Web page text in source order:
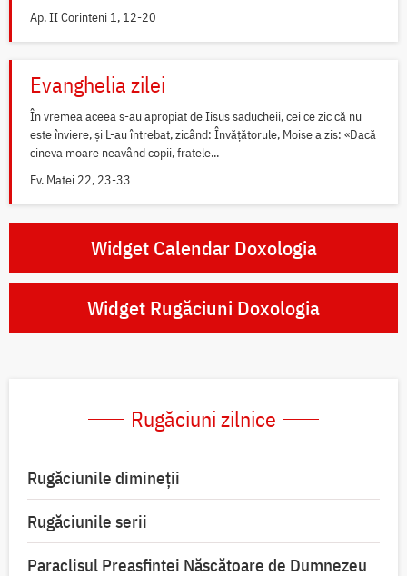
Ap. II Corinteni 1, 12-20
Evanghelia zilei
În vremea aceea s-au apropiat de Iisus saducheii, cei ce zic că nu
este înviere, și L-au întrebat, zicând: Învățătorule, Moise a zis: «Dacă
cineva moare neavând copii, fratele...
Ev. Matei 22, 23-33
Widget Calendar Doxologia
Widget Rugăciuni Doxologia
Rugăciuni zilnice
Rugăciunile dimineții
Rugăciunile serii
Paraclisul Preasfintei Născătoare de Dumnezeu